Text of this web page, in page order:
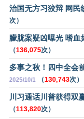
治国无方习狡辩 网民
次）
朦胧案疑凶曝光 嗜血
（136,075次）
多事之秋！四中全会
2025/10/1 （130,743次）
川习通话川普获得双
（113,820次）